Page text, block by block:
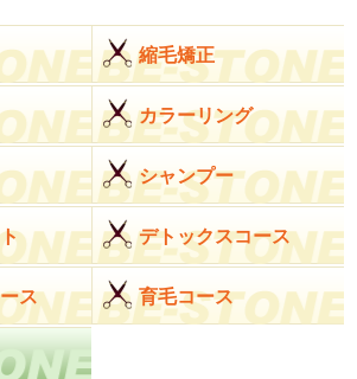
縮毛矯正
カラーリング
シャンプー
デトックスコース
ス 育毛コース